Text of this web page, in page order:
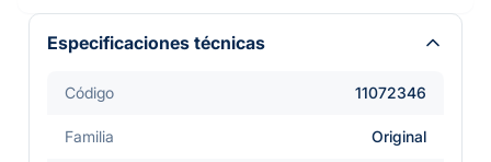
Especificaciones técnicas
Código 11072346
Familia Original